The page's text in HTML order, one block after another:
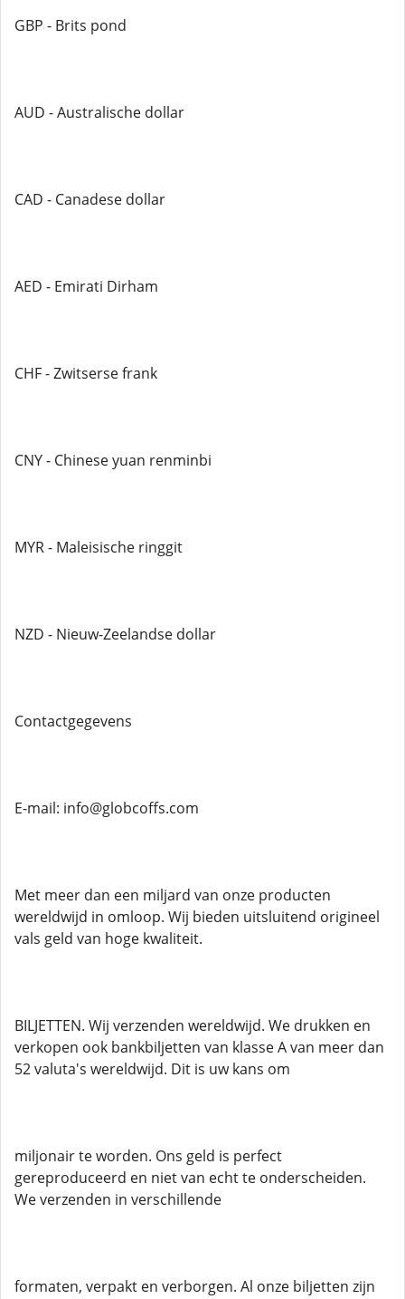
GBP - Brits pond
AUD - Australische dollar
CAD - Canadese dollar
AED - Emirati Dirham
CHF - Zwitserse frank
CNY - Chinese yuan renminbi
MYR - Maleisische ringgit
NZD - Nieuw-Zeelandse dollar
Contactgegevens
E-mail: info@globcoffs.com
Met meer dan een miljard van onze producten
wereldwijd in omloop. Wij bieden uitsluitend origineel
vals geld van hoge kwaliteit.
BILJETTEN. Wij verzenden wereldwijd. We drukken en
verkopen ook bankbiljetten van klasse A van meer dan
52 valuta's wereldwijd. Dit is uw kans om
miljonair te worden. Ons geld is perfect
gereproduceerd en niet van echt te onderscheiden.
We verzenden in verschillende
formaten, verpakt en verborgen. Al onze biljetten zijn